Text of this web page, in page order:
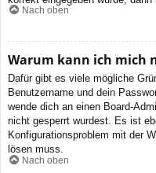
Nach oben
Warum kann ich mich
Dafür gibt es viele mögliche
Benutzername und dein
wende dich an einen Board-
nicht gesperrt wurdest. Es ist
Konfigurationsproblem mit der
lösen muss.
Nach oben